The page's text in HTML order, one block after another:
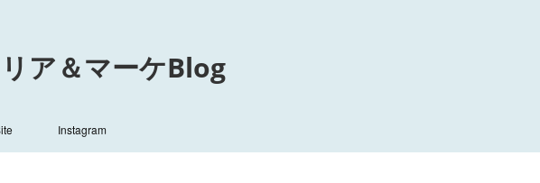
ア＆マーケBlog
Instagram